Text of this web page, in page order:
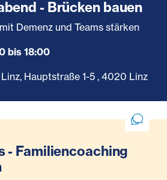
- Brücken bauen
Demenz und Teams stärken
bis 18:00
Hauptstraße 1-5 , 4020 Linz
- Familiencoaching